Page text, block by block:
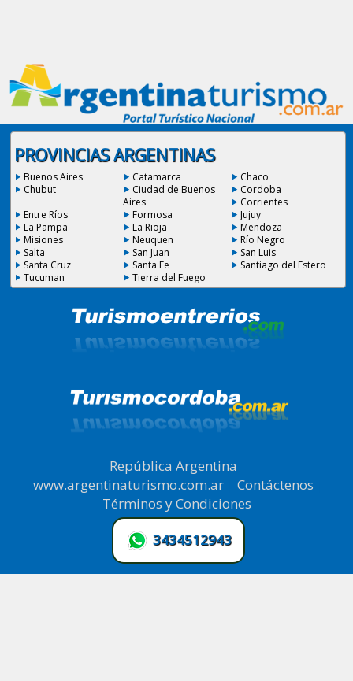
PROVINCIAS ARGENTINAS
Buenos Aires Catamarca
Chaco
Chubut
Ciudad de Buenos
Aires
Cordoba
Corrientes
Entre Ríos
Formosa
Jujuy
La Pampa
La Rioja
Mendoza
Misiones
Neuquen
Río Negro
Salta
San Juan
San Luis
Santa Cruz
Santa Fe
Santiago del Estero
Tucuman
Tierra del Fuego
República Argentina
www.argentinaturismo.com.ar| Contáctenos
Términos y Condiciones
3434512943